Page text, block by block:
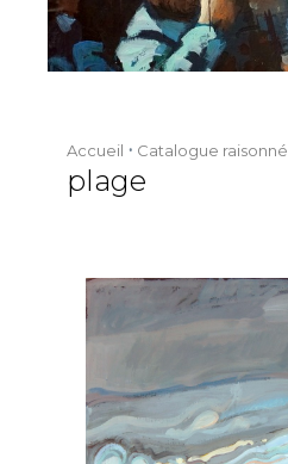
Accueil Catalogue raisonné
plage